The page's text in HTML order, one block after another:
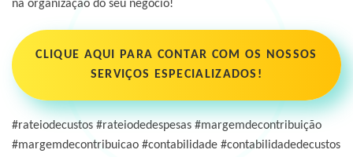
na organização do seu negócio!
CLIQUE AQUI PARA CONTAR COM OS NOSSOS
SERVIÇOS ESPECIALIZADOS!
#rateiodecustos #rateiodedespesas #margemdecontribuição
#margemdecontribuicao #contabilidade #contabilidadedecustos